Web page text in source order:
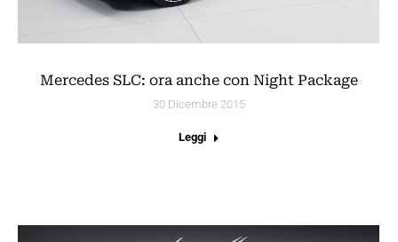
Mercedes SLC: ora anche con Night Package
30 Dicembre 2015
Leggi